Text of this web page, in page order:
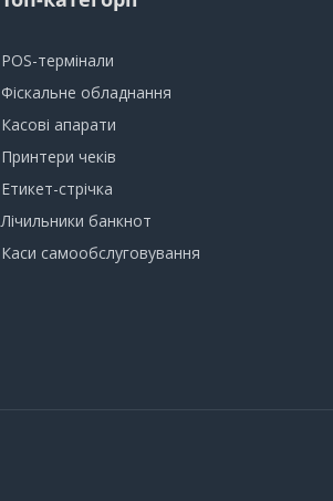
POS-термінали
Фіскальне обладнання
Касові апарати
Принтери чеків
Етикет-стрічка
Лічильники банкнот
Каси самообслуговування